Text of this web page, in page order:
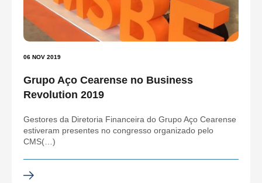
06 NOV 2019
Grupo Aço Cearense no Business
Revolution 2019
Gestores da Diretoria Financeira do Grupo Aço Cearense
estiveram presentes no congresso organizado pelo
CMS(…)